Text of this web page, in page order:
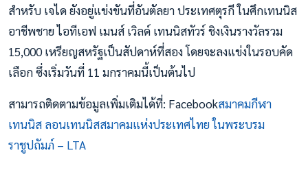
สำหรับ เจได ยังอยู่แข่งขันที่อันตัลยา ประเทศตุรกี ในศึกเทนนิส
อาชีพชาย ไอทีเอฟ เมนส์ เวิลด์ เทนนิสทัวร์ ชิงเงินรางวัลรวม
15,000 เหรียญสหรัฐเป็นสัปดาห์ที่สอง โดยจะลงแข่งในรอบคัด
เลือก ซึ่งเริ่มวันที่ 11 มกราคมนี้เป็นต้นไป
สามารถติดตามข้อมูลเพิ่มเติมได้ที่: Facebookสมาคมกีฬา
เทนนิส ลอนเทนนิสสมาคมแห่งประเทศไทย ในพระบรม
ราชูปถัมภ์ – LTA